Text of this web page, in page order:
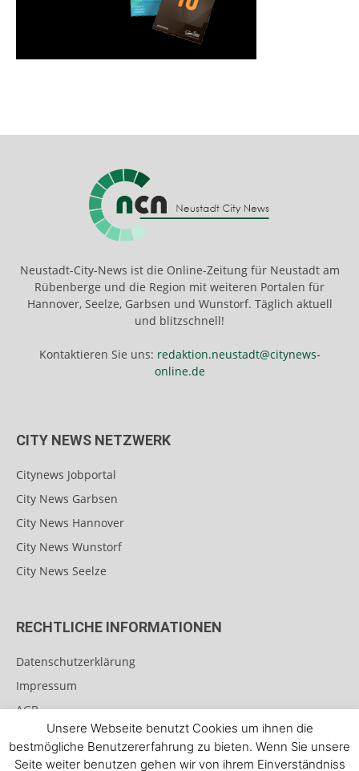
Neustadt-City-News ist die Online-Zeitung für Neustadt am
Rübenberge und die Region mit weiteren Portalen für
Hannover, Seelze, Garbsen und Wunstorf. Täglich aktuell
und blitzschnell!
Kontaktieren Sie uns: redaktion.neustadt@citynews-
online.de
CITY NEWS NETZWERK
Citynews Jobportal
City News Garbsen
City News Hannover
City News Wunstorf
City News Seelze
RECHTLICHE INFORMATIONEN
Datenschutzerklärung
Impressum
AGB
Teilnahmebedingungen für Gewinnspiele
Unsere Webseite benutzt Cookies um ihnen die
bestmögliche Benutzererfahrung zu bieten. Wenn Sie unsere
Seite weiter benutzen gehen wir von ihrem Einverständniss